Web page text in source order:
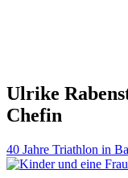
Ulrike
Chefin
40 Jahre Triathlon in